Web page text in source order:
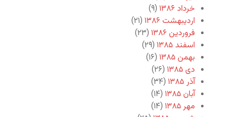
خرداد ۱۳۸۶
(۹)
اردیبهشت ۱۳۸۶
(۲۱)
فروردین ۱۳۸۶
(۲۳)
اسفند ۱۳۸۵
(۲۹)
بهمن ۱۳۸۵
(۱۶)
دی ۱۳۸۵
(۲۶)
آذر ۱۳۸۵
(۳۴)
آبان ۱۳۸۵
(۱۴)
مهر ۱۳۸۵
(۱۴)